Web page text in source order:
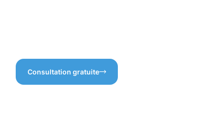
Consultation gratuite